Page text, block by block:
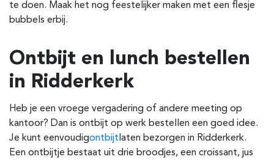
te doen. Maak het nog feestelijker maken met een flesje
bubbels erbij.
Ontbijt en lunch bestellen
in Ridderkerk
Heb je een vroege vergadering of andere meeting op
kantoor? Dan is ontbijt op werk bestellen een goed idee.
Je kunt eenvoudigontbijt laten bezorgen in Ridderkerk.
Een ontbijtje bestaat uit drie broodjes, een croissant, jus